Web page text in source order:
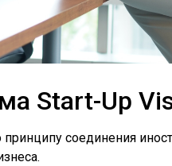
Start-Up
соединения